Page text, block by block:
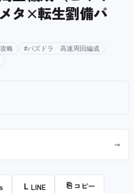
タ×転生劉備パ
略
#パズドラ 高速周回編成
→
L LINE ⎘ コピー